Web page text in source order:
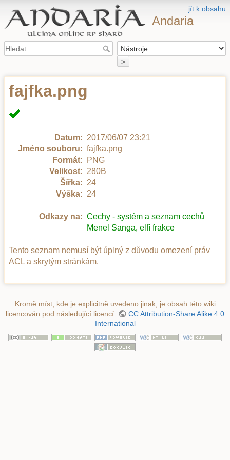
jít k obsahu
Andaria
>
fajfka.png
Datum: 2017/06/07 23:21
Jméno souboru: fajfka.png
Formát:
PNG
Velikost: 280B
Šířka: 24
Výška: 24
Odkazy na: Cechy - systém a seznam cechů
Menel Sanga, elfí frakce
Tento seznam nemusí být úplný z důvodu omezení práv
ACL a skrytým stránkám.
Kromě míst, kde je explicitně uvedeno jinak, je obsah této wiki
licencován pod následující licencí:
CC Attribution-Share Alike 4.0
International